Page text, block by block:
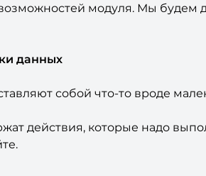
модуля. Мы будем
данных
собой что-то вроде
действия, которые надо